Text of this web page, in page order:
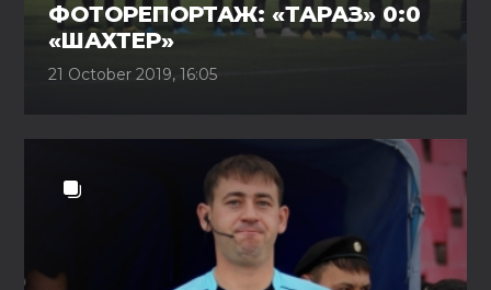
ФОТОРЕПОРТАЖ: «ТАРАЗ» 0:0
«ШАХТЕР»
21 October 2019, 16:05